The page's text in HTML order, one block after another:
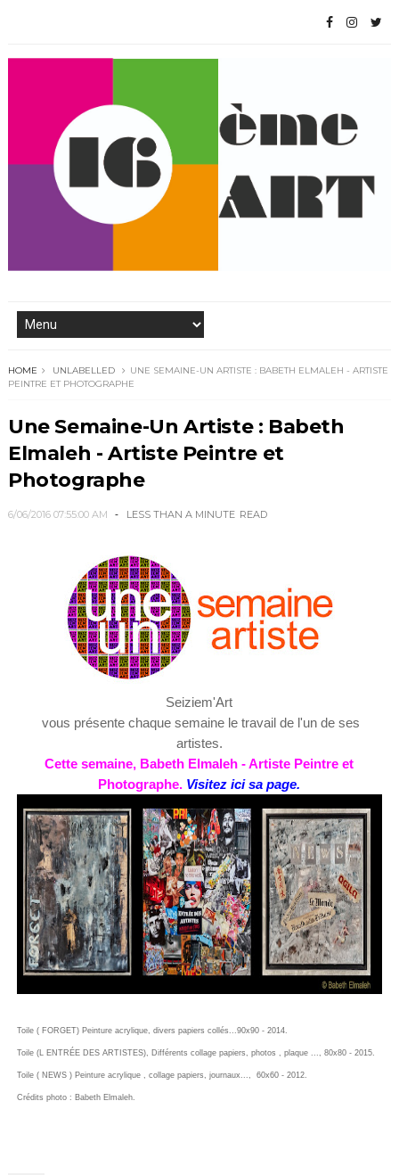
HOME UNLABELLED
UNE SEMAINE-UN ARTISTE : BABETH ELMALEH - ARTISTE
PEINTRE ET PHOTOGRAPHE
Une Semaine-Un Artiste : Babeth
Elmaleh - Artiste Peintre et
Photographe
6/06/2016 07:55:00 AM LESS THAN A MINUTE READ
Seiziem'Art
vous présente chaquesemaine le travail de l'un de ses
artistes.
Cette semaine, Babeth Elmaleh- Artiste Peintre et
Photographe. Visitez ici sa page.
Toile ( FORGET) Peinture acrylique, divers papiers collés...90x90 - 2014.
Toile (L ENTRÉE DES ARTISTES), Différents collage papiers, photos , plaque ..., 80x80 - 2015.
Toile ( NEWS ) Peinture acrylique , collage papiers, journaux..., 60x60 - 2012.
Crédits photo : Babeth Elmaleh.